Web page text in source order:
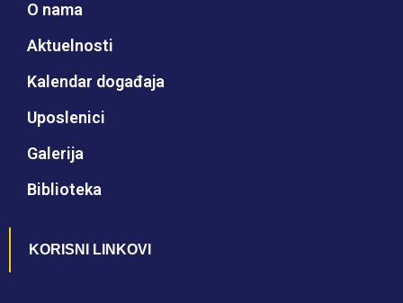
O nama
Aktuelnosti
Kalendar događaja
Uposlenici
Galerija
Biblioteka
KORISNI LINKOVI